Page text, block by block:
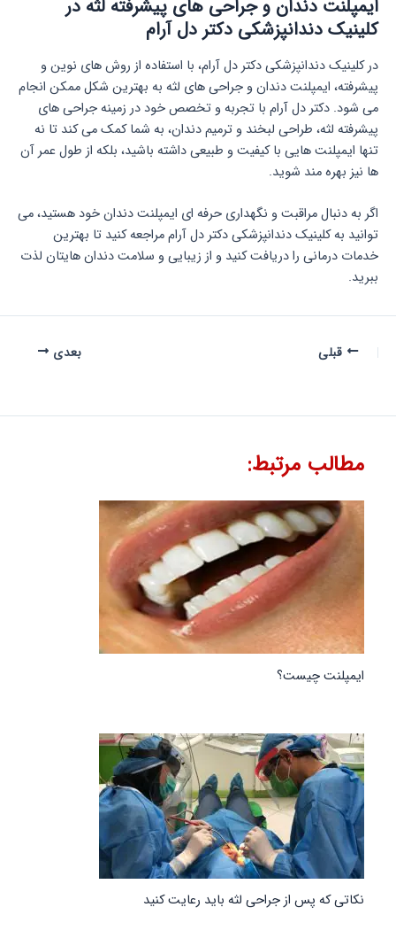
ایمپلنت دندان و جراحی های پیشرفته لثه در
کلینیک دندانپزشکی دکتر دل آرام
در کلینیک دندانپزشکی دکتر دل آرام، با استفاده از روش های نوین و
پیشرفته، ایمپلنت دندان و جراحی های لثه به بهترین شکل ممکن انجام
می شود. دکتر دل آرام با تجربه و تخصص خود در زمینه جراحی های
پیشرفته لثه، طراحی لبخند و ترمیم دندان، به شما کمک می کند تا نه
تنها ایمپلنت هایی با کیفیت و طبیعی داشته باشید، بلکه از طول عمر آن
ها نیز بهره مند شوید.
اگر به دنبال مراقبت و نگهداری حرفه ای ایمپلنت دندان خود هستید، می
توانید به کلینیک دندانپزشکی دکتر دل آرام مراجعه کنید تا بهترین
خدمات درمانی را دریافت کنید و از زیبایی و سلامت دندان هایتان لذت
ببرید.
قبلی بعدی
مطالب مرتبط:
ایمپلنت چیست؟
نکاتی که پس از جراحی لثه باید رعایت کنید